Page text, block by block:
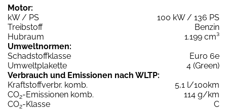
Motor:
kW / PS
100 kW / 136 PS
Treibstoff
Benzin
Hubraum
1.199 cm³
Umweltnormen:
Schadstoffklasse
Euro 6e
Umweltplakette
4 (Green)
Verbrauch und Emissionen nach WLTP:
Kraftstoffverbr. komb.
5,1 l/100km
CO2-Emissionen komb.
114 g/km
CO2-Klasse
C